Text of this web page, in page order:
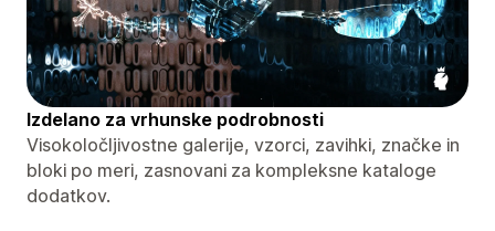
Izdelano za vrhunske podrobnosti
Visokoločljivostne galerije, vzorci, zavihki, značke in
bloki po meri, zasnovani za kompleksne kataloge
dodatkov.